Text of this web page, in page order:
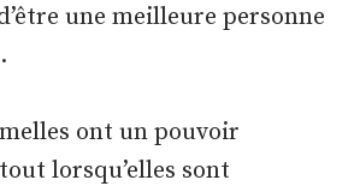
une meilleure personne
ont un pouvoir
lorsqu’elles sont